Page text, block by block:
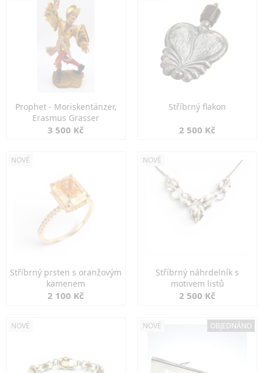
Prophet - Moriskentänzer,
Erasmus Grasser
3 500 Kč
Stříbrný flakon
2 500 Kč
NOVÉ
Stříbrný prsten s oranžovým
kamenem
2 100 Kč
NOVÉ
Stříbrný náhrdelník s
motivem listů
2 500 Kč
NOVÉ NOVÉ OBJEDNÁNO